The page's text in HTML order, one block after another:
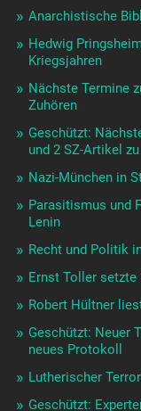
Anarchistische
Hedwig
Kriegsjahren
Nächste Termine
Zuhören
Geschützt:
und 2 SZ-Artikel
Nazi-München in
Parasitismus und
Lenin
Recht und Politik
Ernst Toller setzte
Robert Hültner
Geschützt: Neuer
neues Protokoll
Lutherischer
Geschützt: